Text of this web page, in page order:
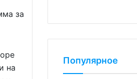
на
Популярное